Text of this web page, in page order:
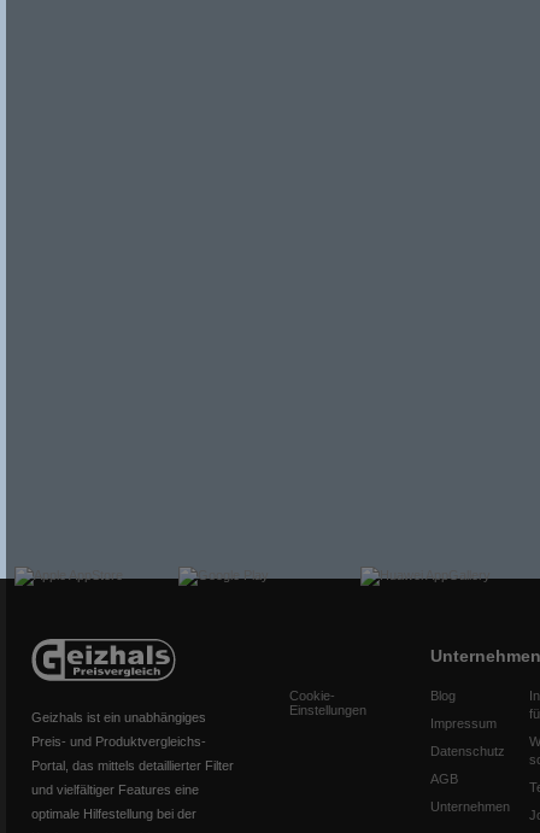
Geizhals ist ein unabhängiges
Preis- und Produktvergleichs-
Portal, das mittels detaillierter Filter
und vielfältiger Features eine
optimale Hilfestellung bei der
Cookie-
Einstellungen
Unternehmen
Blog
Impressum
Datenschutz
AGB
Unternehmen